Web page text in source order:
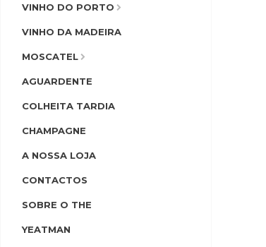
VINHO DO PORTO
VINHO DA MADEIRA
MOSCATEL
AGUARDENTE
COLHEITA TARDIA
CHAMPAGNE
A NOSSA LOJA
CONTACTOS
SOBRE O THE
YEATMAN